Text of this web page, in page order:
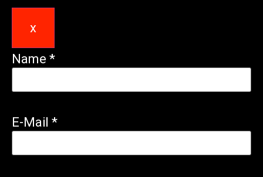
x
Name *
E-Mail *